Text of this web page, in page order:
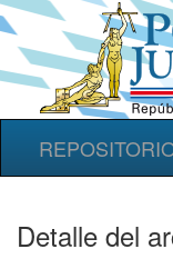
Detalle del